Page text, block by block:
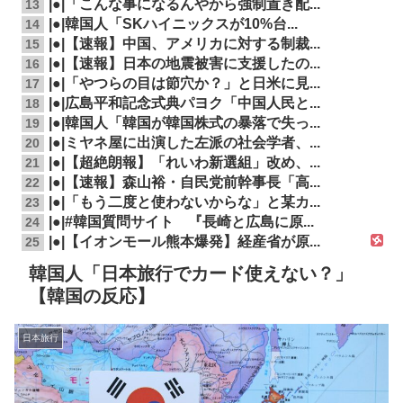
13 |●|「こんな事になるんやから強制置き配...
14 |●|韓国人「SKハイニックスが10%台...
15 |●|【速報】中国、アメリカに対する制裁...
16 |●|【速報】日本の地震被害に支援したの...
17 |●|「やつらの目は節穴か？」と日米に見...
18 |●|広島平和記念式典パヨク「中国人民と...
19 |●|韓国人「韓国が韓国株式の暴落で失っ...
20 |●|ミヤネ屋に出演した左派の社会学者、...
21 |●|【超絶朗報】「れいわ新選組」改め、...
22 |●|【速報】森山裕・自民党前幹事長「高...
23 |●|「もう二度と使わないからな」と某カ...
24 |●|#韓国質問サイト 『長崎と広島に原...
25 |●|【イオンモール熊本爆発】経産省が原...
韓国人「日本旅行でカード使えない？」
【韓国の反応】
日本旅行